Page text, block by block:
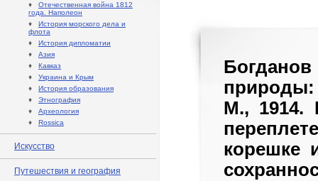
♦ Отечественная война 1812
года. Наполеон
♦ История морского дела и
флота
♦ История дипломатии
♦ Азия
♦ Кавказ
♦ Украина и Крым
♦ История образования
♦ Этнография
♦ Археология
♦ Rossica
Искусство
Путешествия и география
природы:
М., 1914.
корешке